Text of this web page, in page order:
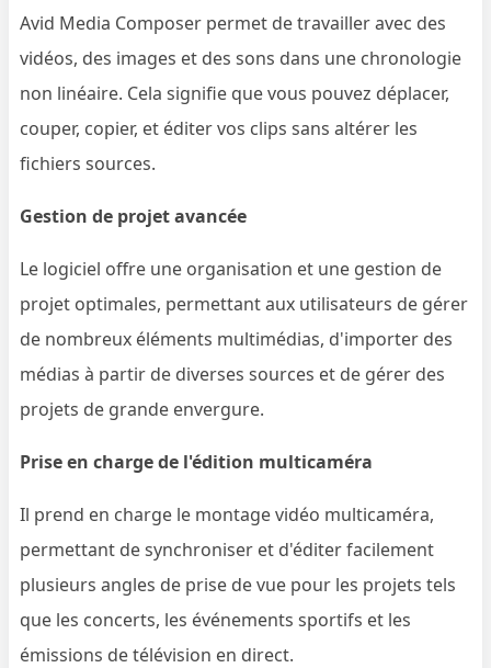
Avid Media Composer permet de travailler avec des
vidéos, des images et des sons dans une chronologie
non linéaire. Cela signifie que vous pouvez déplacer,
couper, copier, et éditer vos clips sans altérer les
fichiers sources.
Gestion de projet avancée
Le logiciel offre une organisation et une gestion de
projet optimales, permettant aux utilisateurs de gérer
de nombreux éléments multimédias, d'importer des
médias à partir de diverses sources et de gérer des
projets de grande envergure.
Prise en charge de l'édition multicaméra
Il prend en charge le montage vidéo multicaméra,
permettant de synchroniser et d'éditer facilement
plusieurs angles de prise de vue pour les projets tels
que les concerts, les événements sportifs et les
émissions de télévision en direct.